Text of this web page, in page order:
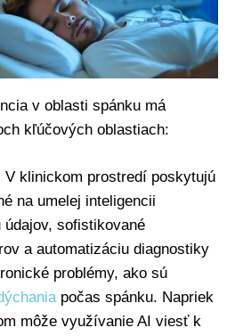
v oblasti spánku má
kľúčových oblastiach:
V klinickom prostredí poskytujú
na umelej inteligencii
údajov, sofistikované
a automatizáciu diagnostiky
problémy, ako sú
počas spánku. Napriek
môže využívanie AI viesť k